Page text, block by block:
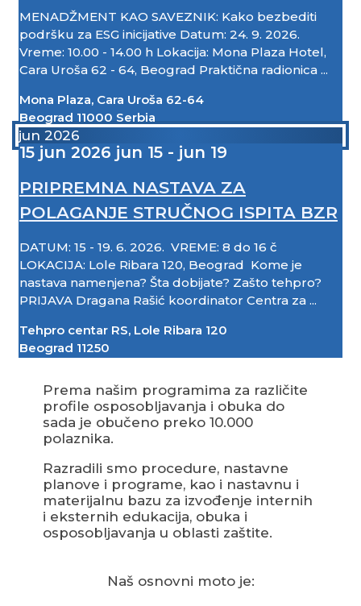
MENADŽMENT KAO SAVEZNIK: Kako bezbediti
podršku za ESG inicijative Datum: 24. 9. 2026.
Vreme: 10.00 - 14.00 h Lokacija: Mona Plaza Hotel,
Cara Uroša 62 - 64, Beograd Praktična radionica ...
Mona Plaza, Cara Uroša 62-64
Beograd 11000 Serbia
jun 2026
15 jun 2026 jun 15 - jun 19
PRIPREMNA NASTAVA ZA
POLAGANJE STRUČNOG ISPITA BZR
DATUM: 15 - 19. 6. 2026. VREME: 8 do 16 č
LOKACIJA: Lole Ribara 120, Beograd Kome je
nastava namenjena? Šta dobijate? Zašto tehpro?
PRIJAVA Dragana Rašić koordinator Centra za ...
Tehpro centar RS, Lole Ribara 120
Beograd 11250
Prema našim programima za različite
profile osposobljavanja i obuka do
sada je obučeno preko 10.000
polaznika.
Razradili smo procedure, nastavne
planove i programe, kao i nastavnu i
materijalnu bazu za izvođenje internih
i eksternih edukacija, obuka i
osposobljavanja u oblasti zaštite.
Naš osnovni moto je: